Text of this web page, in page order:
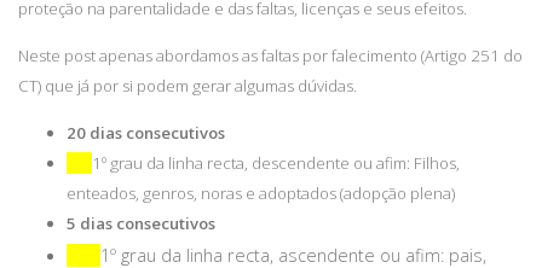
proteção na parentalidade e das faltas, licenças e seus efeitos.
Neste post apenas abordamos as faltas por falecimento (Artigo 251 do
CT) que já por si podem gerar algumas dúvidas.
20 dias consecutivos
1º grau da linha recta, descendente ou afim: Filhos,
enteados, genros, noras e adoptados (adopção plena)
5 dias consecutivos
1º grau da linha recta, ascendente ou afim: pais,